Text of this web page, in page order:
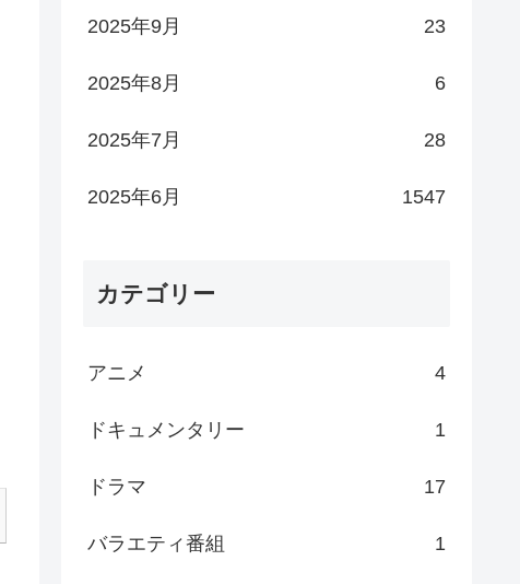
2025年9月 23
2025年8月 6
2025年7月 28
2025年6月 1547
カテゴリー
アニメ 4
ドキュメンタリー 1
ドラマ 17
バラエティ番組 1